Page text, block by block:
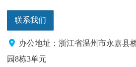
联系我们
办公地址：浙江省温州市永嘉县
园8栋3单元